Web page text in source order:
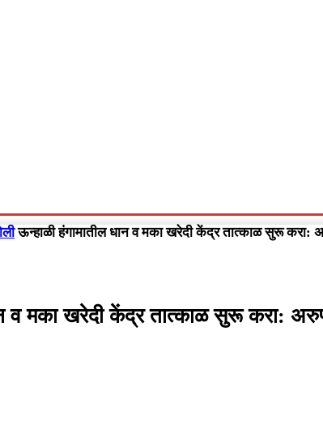
ऊन्हाळी हंगामातील धान व मका खरेदी केंद्र तात्काळ सुरू करा:
व मका खरेदी केंद्र तात्काळ सुरू करा: